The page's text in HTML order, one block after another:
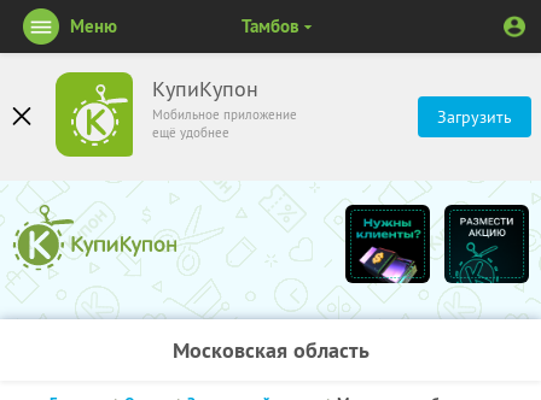
КупиКупон
Мобильное приложение
ещё удобнее
Загрузить
Меню Тамбов
Московская область